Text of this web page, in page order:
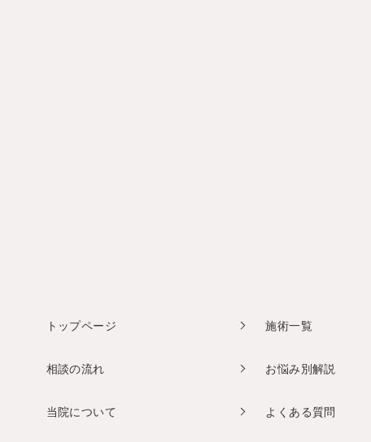
トップページ 施術一覧
相談の流れ お悩み別解説
当院について よくある質問